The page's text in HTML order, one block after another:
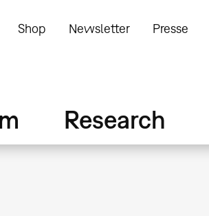
Shop Newsletter Presse
Research